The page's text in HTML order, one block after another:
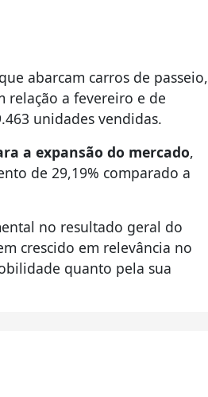
abarcam carros de passeio,
relação a fevereiro e de
unidades vendidas.
a expansão do mercado,
de 29,19% comparado a
no resultado geral do
crescido em relevância no
quanto pela sua